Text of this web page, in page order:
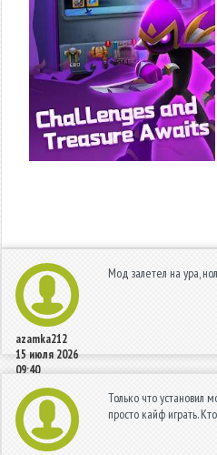
azamka212
15 июля 2026
09:40
Мод залетел на ура,
Только что установил
просто кайф играть.